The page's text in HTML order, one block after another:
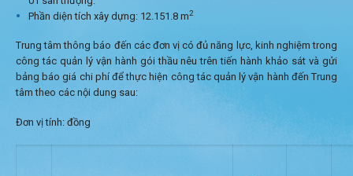
Phần diện tích xây dựng: 12.151.8 m2
Trung tâm thông báo đến các đơn vị có đủ năng lực, kinh nghiệm trong
công tác quản lý vận hành gói thầu nêu trên tiến hành khảo sát và gửi
bảng báo giá chi phí để thực hiện công tác quản lý vận hành đến Trung
tâm theo các nội dung sau:
Đơn vị tính: đồng